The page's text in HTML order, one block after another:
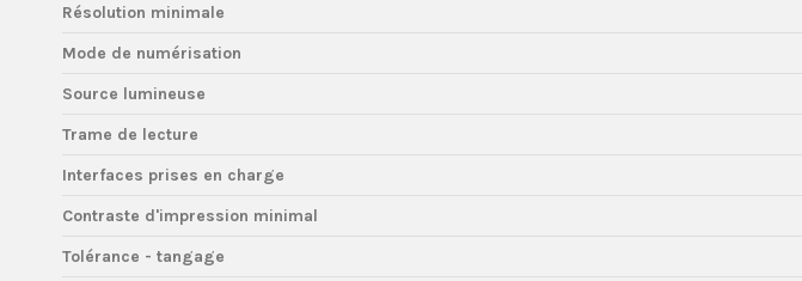
Résolution minimale
Mode de numérisation
Source lumineuse
Trame de lecture
Interfaces prises en charge
Contraste d'impression minimal
Tolérance - tangage